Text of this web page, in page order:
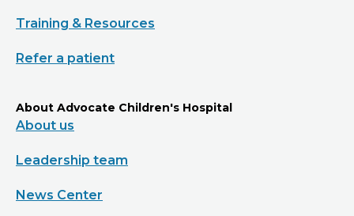
Training & Resources
Refer a patient
About Advocate Children's Hospital
About us
Leadership team
News Center